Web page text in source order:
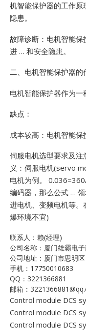
机智能保护器的工作原
隐患。
故障诊断：电机智能
进 … 和安全隐患。
二、电机智能保护器的
电机智能保护器作为一
缺点：
成本较高：电机智能
伺服电机选型要求及注
义：伺服电机(servo
电机为例。
编码器，那么公式 …
进电机、变频电机等。
爆环境不宜)
联系人：赖(经理)
公司名称：厦门雄霸电
公司地址：厦门市思明
手机：17750010683
QQ：3221366881
邮箱：
Control module DCS
Control module DCS
Control module DCS